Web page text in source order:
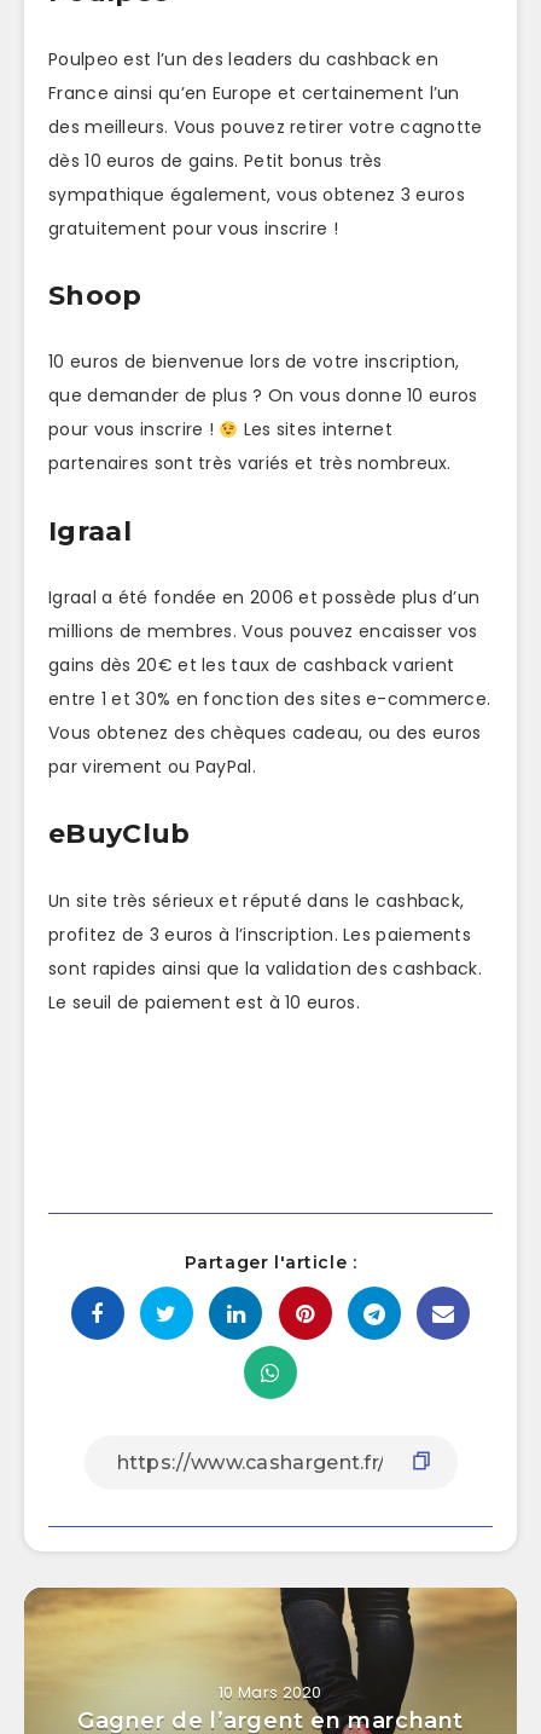
Poulpeo est l’un des leaders du cashback en
France ainsi qu’en Europe et certainement l’un
des meilleurs. Vous pouvez retirer votre cagnotte
dès 10 euros de gains. Petit bonus très
sympathique également, vous obtenez 3 euros
gratuitement pour vous inscrire !
Shoop
10 euros de bienvenue lors de votre inscription,
que demander de plus ? On vous donne 10 euros
pour vous inscrire !
Les sites internet
partenaires sont très variés et très nombreux.
Igraal
Igraal a été fondée en 2006 et possède plus d’un
millions de membres. Vous pouvez encaisser vos
gains dès 20€ et les taux de cashback varient
entre 1 et 30% en fonction des sites e-commerce.
Vous obtenez des chèques cadeau, ou des euros
par virement ou PayPal.
eBuyClub
Un site très sérieux et réputé dans le cashback,
profitez de 3 euros à l’inscription. Les paiements
sont rapides ainsi que la validation des cashback.
Le seuil de paiement est à 10 euros.
Partager l'article :
10 Mars 2020
Gagner de l’argent en marchant